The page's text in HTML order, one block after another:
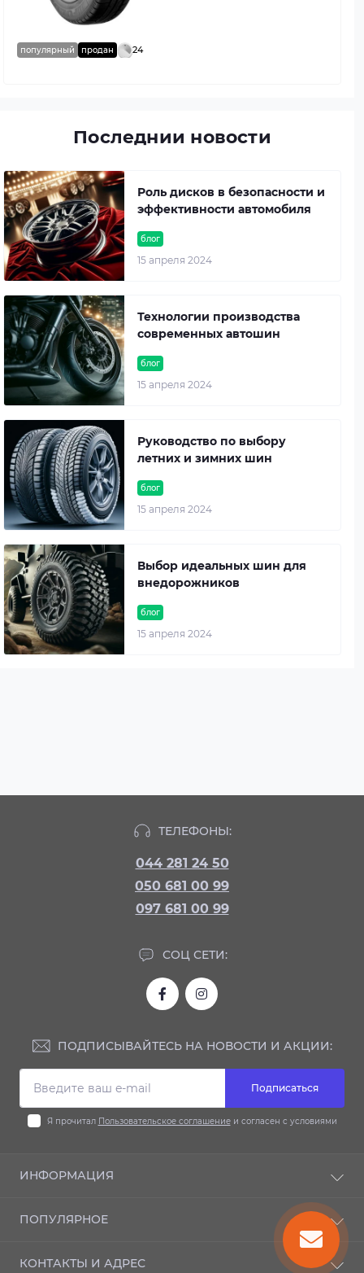
популярный продан 24
Последнии новости
блог
15 апреля 2024
Роль дисков в безопасности и
эффективности автомобиля
блог
15 апреля 2024
Технологии производства
современных автошин
блог
15 апреля 2024
Руководство по выбору
летних и зимних шин
блог
15 апреля 2024
Выбор идеальных шин для
внедорожников
ТЕЛЕФОНЫ:
044 281 24 50
050 681 00 99
097 681 00 99
СОЦ СЕТИ:
ПОДПИСЫВАЙТЕСЬ НА НОВОСТИ И АКЦИИ:
Подписаться
Я прочитал Пользовательское соглашениеи согласен с условиями
ИНФОРМАЦИЯ
Гарантия
Шиномонтаж
ПОПУЛЯРНОЕ
КОНТАКТЫ И АДРЕС